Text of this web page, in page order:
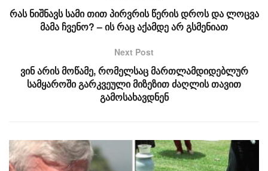
რას ნიშნავს სამი თით პირვრის წერის დროს და ლოცვა
მამა ჩვენო? – ის რაც აქამდე არ გსმენიათ
Next Post
ვინ არის მოწამე, რომელსაც მართლამდიდებლურ
სამყაროში გარკვეული მიზეზით ძაღლის თავით
გამოსახავდნენ